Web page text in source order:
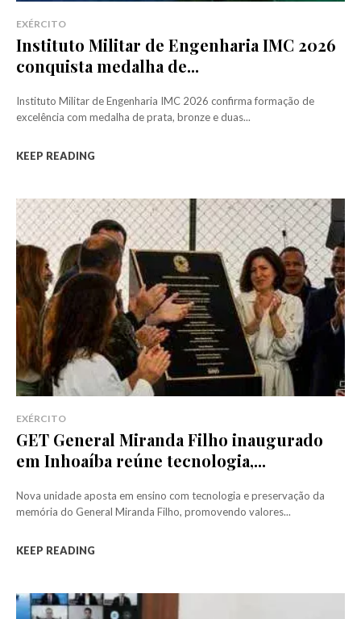
EXÉRCITO
Instituto Militar de Engenharia IMC 2026
conquista medalha de...
Instituto Militar de Engenharia IMC 2026 confirma formação de
excelência com medalha de prata, bronze e duas...
KEEP READING
EXÉRCITO
GET General Miranda Filho inaugurado
em Inhoaíba reúne tecnologia,...
Nova unidade aposta em ensino com tecnologia e preservação da
memória do General Miranda Filho, promovendo valores...
KEEP READING